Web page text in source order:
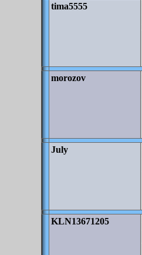
tima5555
morozov
July
KLN13671205